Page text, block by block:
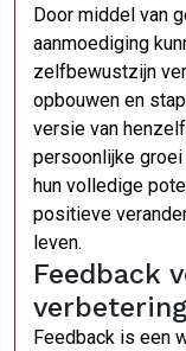
Door middel van
aanmoediging
zelfbewustzijn
opbouwen en
versie van
persoonlijke
hun volledige
positieve
leven.
Feedback
Feedback is een